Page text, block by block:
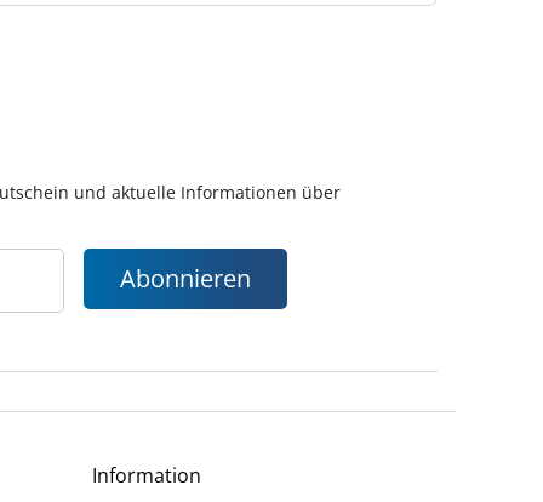
und aktuelle Informationen über
Abonnieren
Information